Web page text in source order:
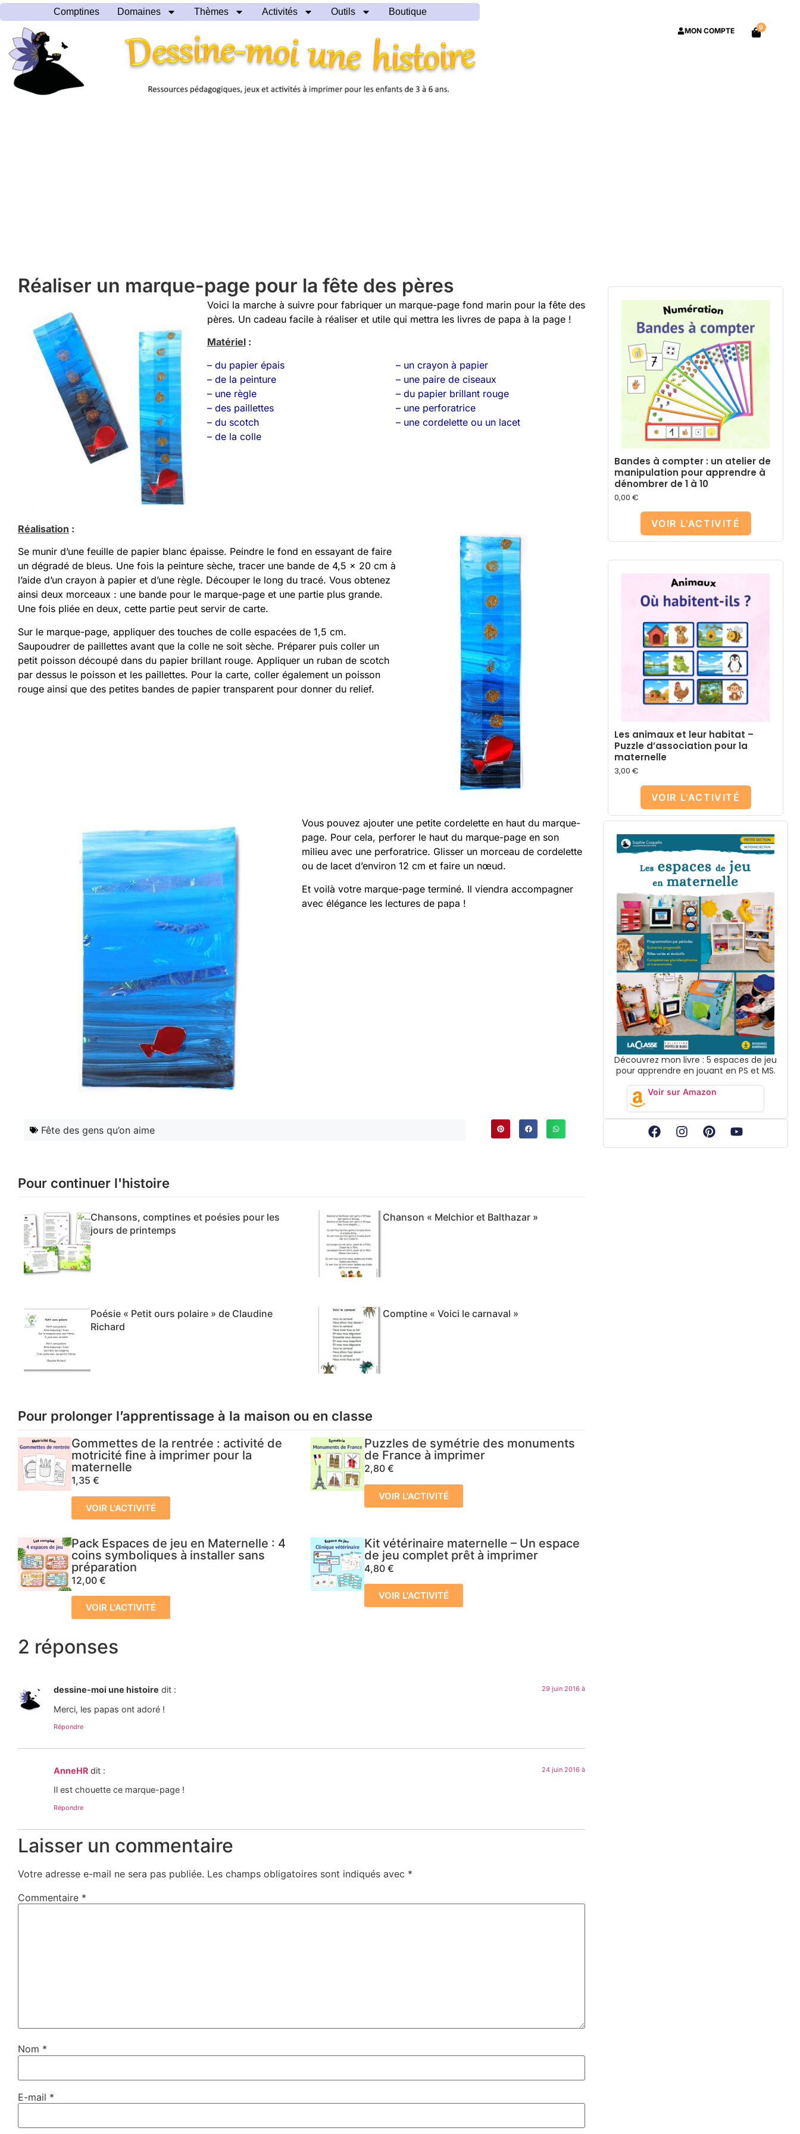
MON COMPTE 0
Comptines Domaines Thèmes Activités Outils Boutique
Réaliser un marque-page pour la fête des pères
Voici la marche à suivre pour fabriquer un marque-page fond marin pour la fête des
pères. Un cadeau facile à réaliser et utile qui mettra les livres de papa à la page !
Matériel:
– du papier épais
– de la peinture
– une règle
– des paillettes
– du scotch
– de la colle
– un crayon à papier
– une paire de ciseaux
– du papier brillant rouge
– une perforatrice
– une cordelette ou un lacet
Réalisation :
Se munir d’une feuille de papier blanc épaisse. Peindre le fond en essayant de faire
un dégradé de bleus. Une fois la peinture sèche, tracer une bande de 4,5 x 20 cm à
l’aide d’un crayon à papier et d’une règle. Découper le long du tracé. Vous obtenez
ainsi deux morceaux : une bande pour le marque-page et une partie plus grande.
Une fois pliée en deux, cette partie peut servir de carte.
Sur le marque-page, appliquer des touches de colle espacées de 1,5 cm.
Saupoudrer de paillettes avant que la colle ne soit sèche. Préparer puis coller un
petit poisson découpé dans du papier brillant rouge. Appliquer un ruban de scotch
par dessus le poisson et les paillettes. Pour la carte, coller également un poisson
rouge ainsi que des petites bandes de papier transparent pour donner du relief.
Vous pouvez ajouter une petite cordelette en haut du marque-
page. Pour cela, perforer le haut du marque-page en son
milieu avec une perforatrice. Glisser un morceau de cordelette
ou de lacet d’environ 12 cm et faire un nœud.
Et voilà votre marque-page terminé. Il viendra accompagner
avec élégance les lectures de papa !
Fête des gens qu’on aime
Pour continuer l'histoire
Chansons, comptines et poésies pour les
jours de printemps
Chanson « Melchior et Balthazar »
Poésie « Petit ours polaire » de Claudine
Richard
Comptine « Voici le carnaval »
Pour prolonger l’apprentissage à la maison ou en classe
Gommettes de la rentrée : activité de
motricité fine à imprimer pour la
maternelle
1,35 €
VOIR L'ACTIVITÉ
Puzzles de symétrie des monuments
de France à imprimer
2,80 €
VOIR L'ACTIVITÉ
Pack Espaces de jeu en Maternelle : 4
coins symboliques à installer sans
préparation
12,00 €
VOIR L'ACTIVITÉ
Kit vétérinaire maternelle – Un espace
de jeu complet prêt à imprimer
4,80 €
VOIR L'ACTIVITÉ
2 réponses
dessine-moi une histoire dit : 29 juin 2016 à
Merci, les papas ont adoré !
Répondre
AnneHR dit : 24 juin 2016 à
Il est chouette ce marque-page !
Répondre
Laisser un commentaire
Votre adresse e-mail ne sera pas publiée. Les champs obligatoires sont indiqués avec *
Commentaire *
Nom *
E-mail *
Bandes à compter : un atelier de
manipulation pour apprendre à
dénombrer de 1 à 10
0,00 €
VOIR L'ACTIVITÉ
Les animaux et leur habitat –
Puzzle d’association pour la
maternelle
3,00 €
VOIR L'ACTIVITÉ
Découvrez mon livre : 5 espaces de jeu
pour apprendre en jouant en PS et MS.
Voir sur Amazon